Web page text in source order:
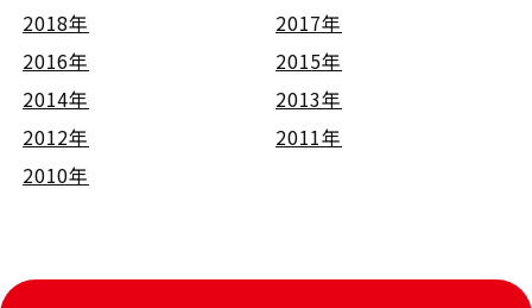
2018年
2017年
2016年
2015年
2014年
2013年
2012年
2011年
2010年